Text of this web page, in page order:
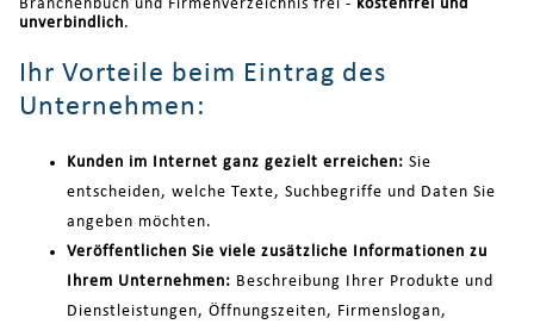
Branchenbuch und Firmenverzeichnis frei - kostenfrei und
unverbindlich.
Ihr Vorteile beim Eintrag des
Unternehmen:
Kunden im Internet ganz gezielt erreichen: Sie
entscheiden, welche Texte, Suchbegriffe und Daten Sie
angeben möchten.
Veröffentlichen Sie viele zusätzliche Informationen zu
Ihrem Unternehmen: Beschreibung Ihrer Produkte und
Dienstleistungen, Öffnungszeiten, Firmenslogan,